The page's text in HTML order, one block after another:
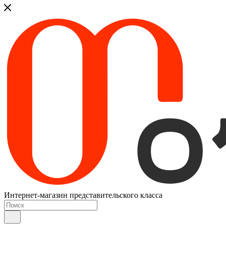
Интернет-магазин представительского класса